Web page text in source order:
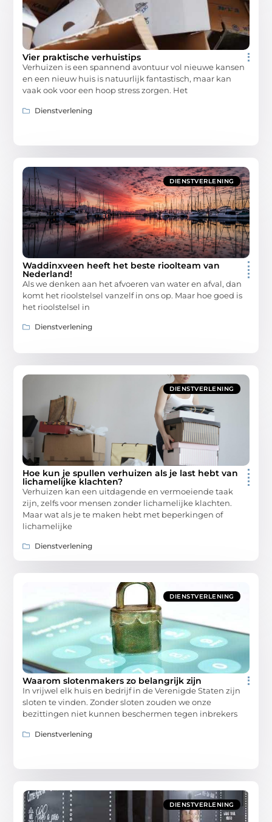
Vier praktische verhuistips
Verhuizen is een spannend avontuur vol nieuwe kansen
en een nieuw huis is natuurlijk fantastisch, maar kan
vaak ook voor een hoop stress zorgen. Het
Dienstverlening
DIENSTVERLENING
Waddinxveen heeft het beste rioolteam van
Nederland!
Als we denken aan het afvoeren van water en afval, dan
komt het rioolstelsel vanzelf in ons op. Maar hoe goed is
het rioolstelsel in
Dienstverlening
DIENSTVERLENING
Hoe kun je spullen verhuizen als je last hebt van
lichamelijke klachten?
Verhuizen kan een uitdagende en vermoeiende taak
zijn, zelfs voor mensen zonder lichamelijke klachten.
Maar wat als je te maken hebt met beperkingen of
lichamelijke
Dienstverlening
DIENSTVERLENING
Waarom slotenmakers zo belangrijk zijn
In vrijwel elk huis en bedrijf in de Verenigde Staten zijn
sloten te vinden. Zonder sloten zouden we onze
bezittingen niet kunnen beschermen tegen inbrekers
Dienstverlening
DIENSTVERLENING